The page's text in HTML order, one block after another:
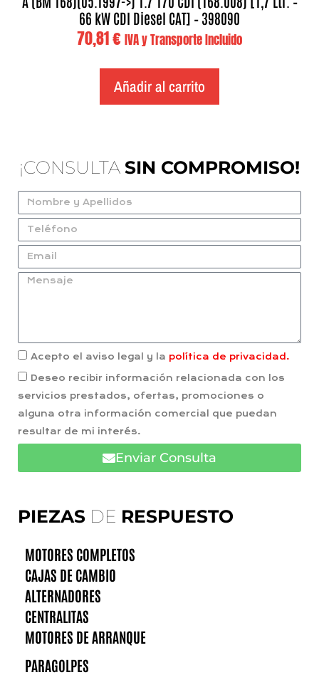
66 kW CDI Diesel CAT] – 398090
70,81€ IVA y Transporte Incluido
Añadir al carrito
PIEZAS DE RESPUESTO
MOTORES COMPLETOS
CAJAS DE CAMBIO
ALTERNADORES
CENTRALITAS
MOTORES DE ARRANQUE
PARAGOLPES
¡CONSULTA SIN COMPROMISO!
Acepto el aviso legal y la política de privacidad.
Deseo recibir información relacionada con los
servicios prestados, ofertas, promociones o
alguna otra información comercial que puedan
resultar de mi interés.
Enviar Consulta